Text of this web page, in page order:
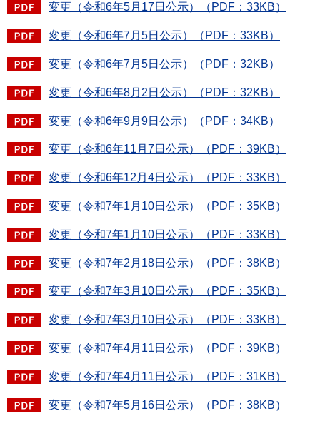
変更（令和6年5月17日公示）（PDF：33KB）
変更（令和6年7月5日公示）（PDF：33KB）
変更（令和6年7月5日公示）（PDF：32KB）
変更（令和6年8月2日公示）（PDF：32KB）
変更（令和6年9月9日公示）（PDF：34KB）
変更（令和6年11月7日公示）（PDF：39KB）
変更（令和6年12月4日公示）（PDF：33KB）
変更（令和7年1月10日公示）（PDF：35KB）
変更（令和7年1月10日公示）（PDF：33KB）
変更（令和7年2月18日公示）（PDF：38KB）
変更（令和7年3月10日公示）（PDF：35KB）
変更（令和7年3月10日公示）（PDF：33KB）
変更（令和7年4月11日公示）（PDF：39KB）
変更（令和7年4月11日公示）（PDF：31KB）
変更（令和7年5月16日公示）（PDF：38KB）